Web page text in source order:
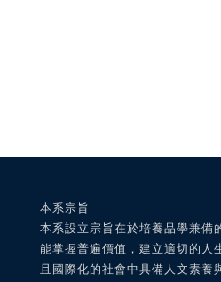
本系宗旨
本系設立宗旨在於培養品學兼備
能掌握普遍價值，建立適切的人
且國際化的社會中具備人文素養